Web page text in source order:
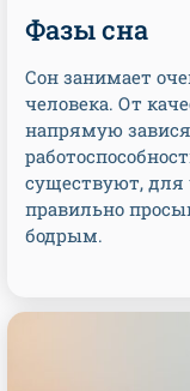
Фазы сна
Сон занимает
человека. От
напрямую
существуют, для
правильно
бодрым.